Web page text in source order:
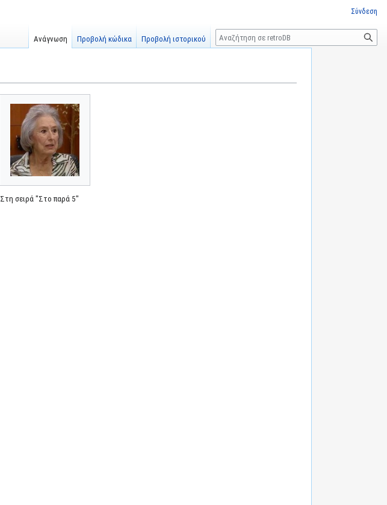
Στη σειρά "Στο παρά 5"
Σύνδεση
Ανάγνωση Προβολή κώδικα Προβολή ιστορικού
Αναζήτηση